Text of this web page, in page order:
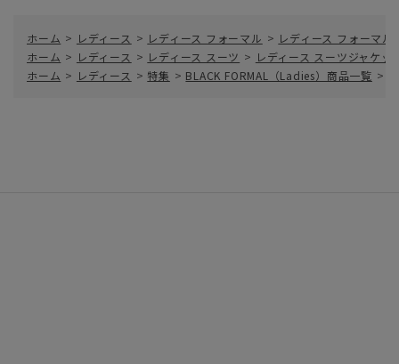
ホーム > レディース > レディース フォーマル > レディース フォーマル
ホーム > レディース > レディース スーツ > レディース スーツジャケッ
ホーム > レディース > 特集 > BLACK FORMAL（Ladies）商品一覧 >